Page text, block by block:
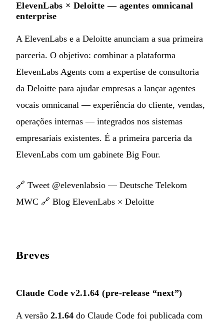
ElevenLabs × Deloitte — agentes omnicanal
enterprise
A ElevenLabs e a Deloitte anunciam a sua primeira
parceria. O objetivo: combinar a plataforma
ElevenLabs Agents com a expertise de consultoria
da Deloitte para ajudar empresas a lançar agentes
vocais omnicanal — experiência do cliente, vendas,
operações internas — integrados nos sistemas
empresariais existentes. É a primeira parceria da
ElevenLabs com um gabinete Big Four.
🔗 Tweet @elevenlabsio — Deutsche Telekom
MWC 🔗 Blog ElevenLabs × Deloitte
Breves
Claude Code v2.1.64 (pre-release “next”)
A versão 2.1.64 do Claude Code foi publicada com